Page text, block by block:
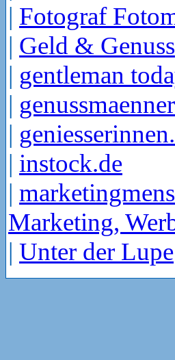
| Fotograf
| Geld & Genuss
| gentleman
|
|
| instock.de
|
Marketing,
| Unter der Lupe